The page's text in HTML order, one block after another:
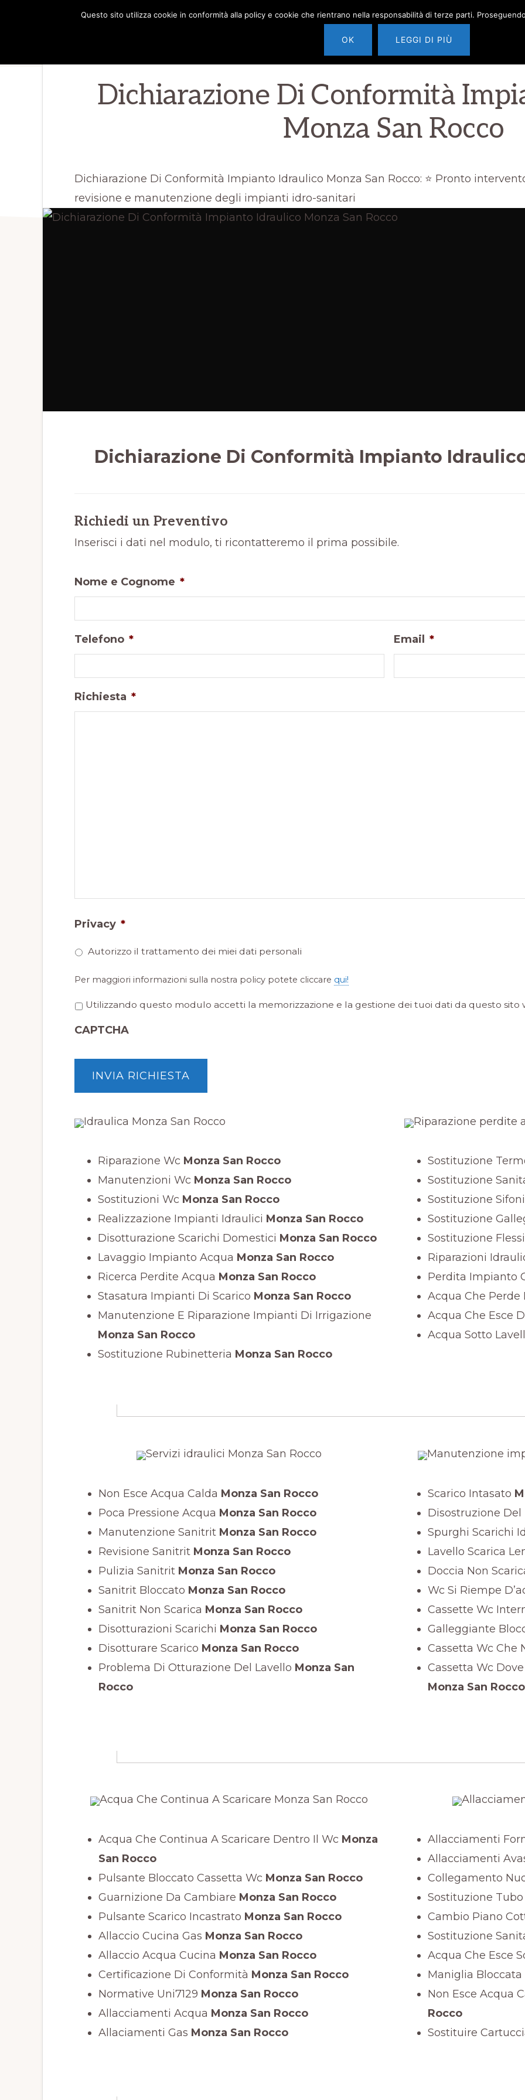
primaria
principale
intervento
HOME IDRAULICO MILANO
Dichiarazione Di Conformità
Monza San Rocco
Dichiarazione Di Conformità Impianto Idraulico Monza San Rocco: ⭐ Pronto
revisione e manutenzione degli impianti idro-sanitari
Dichiarazione Di Conformità Impianto
Richiedi un Preventivo
Inserisci i dati nel modulo, ti ricontatteremo il prima possibile.
Nome e Cognome *
Telefono * Email *
Richiesta *
Privacy *
Autorizzo il trattamento dei miei dati personali
Per maggiori informazioni sulla nostra policy potete cliccare qui!
P
i
a
Utilizzando questo modulo accetti la memorizzazione e la gestione dei tuoi dati da questo sito
CAPTCHA
Riparazione Wc Monza San Rocco
Manutenzioni Wc Monza San Rocco
Sostituzioni Wc Monza San Rocco
Realizzazione Impianti Idraulici Monza San Rocco
Disotturazione Scarichi Domestici Monza San Rocco
Lavaggio Impianto Acqua Monza San Rocco
Ricerca Perdite Acqua Monza San Rocco
Stasatura Impianti Di Scarico Monza San Rocco
Manutenzione E Riparazione Impianti Di Irrigazione
Monza San Rocco
Sostituzione Rubinetteria Monza San Rocco
Sostituzione
Sostituzione
Sostituzione Sifoni
Sostituzione
Sostituzione
Riparazioni
Perdita Impianto
Acqua Che Perde
Acqua Che Esce
Acqua Sotto
Non Esce Acqua Calda Monza San Rocco
Poca Pressione Acqua Monza San Rocco
Manutenzione SanitritMonza San Rocco
Revisione SanitritMonza San Rocco
Pulizia SanitritMonza San Rocco
Sanitrit Bloccato Monza San Rocco
Sanitrit Non Scarica Monza San Rocco
Disotturazioni Scarichi Monza San Rocco
Disotturare Scarico Monza San Rocco
Problema Di Otturazione Del Lavello Monza San
Rocco
Scarico Intasato
Disostruzione Del
Spurghi Scarichi
Lavello Scarica
Doccia Non
Wc Si Riempe
Cassette Wc
Galleggiante
Cassetta Wc Che
Cassetta Wc
Monza San Rocco
Acqua Che Continua A Scaricare Dentro Il Wc Monza
San Rocco
Pulsante Bloccato Cassetta Wc Monza San Rocco
Guarnizione Da Cambiare Monza San Rocco
Pulsante Scarico Incastrato Monza San Rocco
Allaccio Cucina Gas Monza San Rocco
Allaccio Acqua Cucina Monza San Rocco
Certificazione Di Conformità Monza San Rocco
Normative Uni7129 Monza San Rocco
Allacciamenti Acqua Monza San Rocco
Allaciamenti Gas Monza San Rocco
Allacciamenti
Allacciamenti
Collegamento
Sostituzione Tubo
Cambio Piano
Sostituzione
Acqua Che Esce
Maniglia Bloccata
Non Esce Acqua
Rocco
Sostituire
Questo sito utilizza cookie in conformità alla policy e cookie che rientrano nella responsabilità di terze parti.
OK LEGGI DI PIÙ